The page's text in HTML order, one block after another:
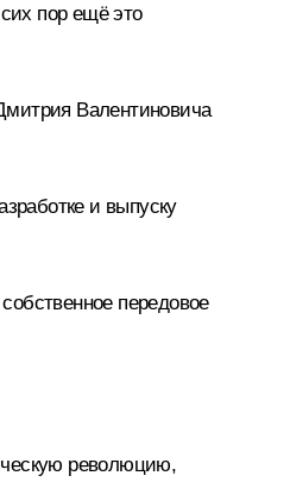
пор ещё это
Валентиновича
и выпуску
передовое
революцию,